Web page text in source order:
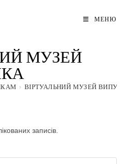
МЕНЮ
МУЗЕЙ
> ВІРТУАЛЬНИЙ МУЗЕЙ
записів.